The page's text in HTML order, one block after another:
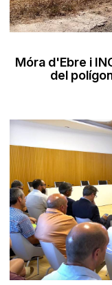
Móra d'Ebre i
del